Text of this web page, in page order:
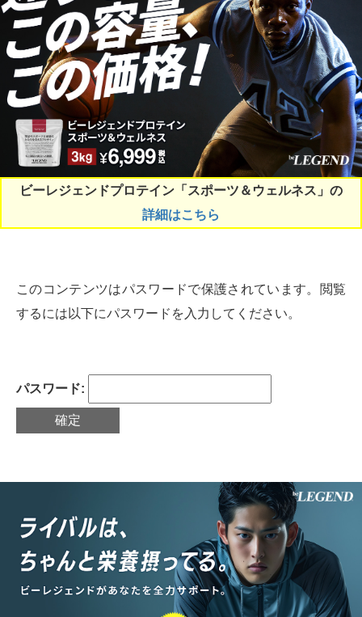
ビーレジェンドプロテイン「スポーツ＆ウェルネス」の
詳細はこちら
このコンテンツはパスワードで保護されています。閲覧
するには以下にパスワードを入力してください。
パスワード: